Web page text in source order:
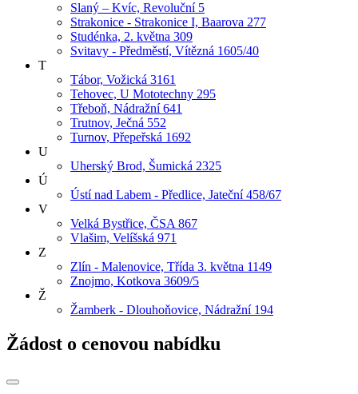
Slaný – Kvíc, Revoluční 5
Strakonice - Strakonice I, Baarova 277
Studénka, 2. května 309
Svitavy - Předměstí, Vítězná 1605/40
T
Tábor, Vožická 3161
Tehovec, U Mototechny 295
Třeboň, Nádražní 641
Trutnov, Ječná 552
Turnov, Přepeřská 1692
U
Uherský Brod, Šumická 2325
Ú
Ústí nad Labem - Předlice, Jateční 458/67
V
Velká Bystřice, ČSA 867
Vlašim, Velíšská 971
Z
Zlín - Malenovice, Třída 3. května 1149
Znojmo, Kotkova 3609/5
Ž
Žamberk - Dlouhoňovice, Nádražní 194
Žádost o cenovou nabídku